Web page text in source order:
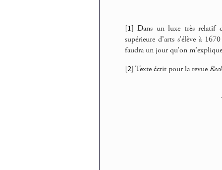
[1]Dans un luxe très relatif
supérieure d’arts s’élève à
faudra un jour qu’on
[2]Texte écrit pour la revue